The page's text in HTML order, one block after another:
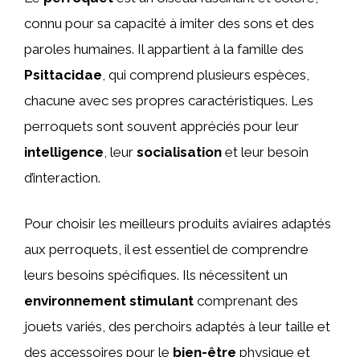
connu pour sa capacité à imiter des sons et des
paroles humaines. Il appartient à la famille des
Psittacidae , qui comprend plusieurs espèces,
chacune avec ses propres caractéristiques. Les
perroquets sont souvent appréciés pour leur
intelligence , leur socialisation et leur besoin
d’interaction.
Pour choisir les meilleurs produits aviaires adaptés
aux perroquets, il est essentiel de comprendre
leurs besoins spécifiques. Ils nécessitent un
environnement stimulant comprenant des
jouets variés, des perchoirs adaptés à leur taille et
des accessoires pour le bien-être physique et